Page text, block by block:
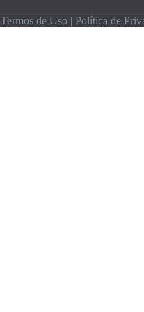
Termos de Uso | Política de